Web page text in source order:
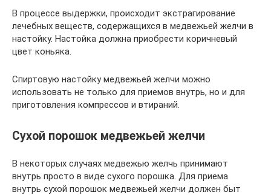
В процессе выдержки, происходит экстрагирование
лечебных веществ, содержащихся в медвежьей желчи в
настойку. Настойка должна приобрести коричневый
цвет коньяка.
Спиртовую настойку медвежьей желчи можно
использовать не только для приемов внутрь, но и для
приготовления компрессов и втираний.
Сухой порошок медвежьей желчи
В некоторых случаях медвежью желчь принимают
внутрь просто в виде сухого порошка. Для приема
внутрь сухой порошок медвежьей желчи должен быт